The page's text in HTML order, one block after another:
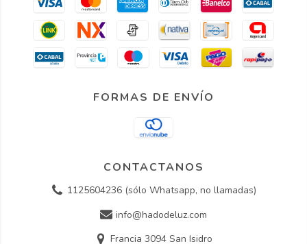
FORMAS DE ENVÍO
CONTACTANOS
1125604236 (sólo Whatsapp, no llamadas)
info@hadodeluz.com
Francia 3094 San Isidro